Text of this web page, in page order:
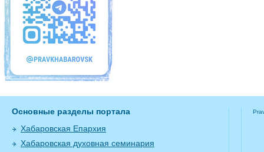
Основные разделы портала
Хабаровская Епархия
Хабаровская духовная семинария